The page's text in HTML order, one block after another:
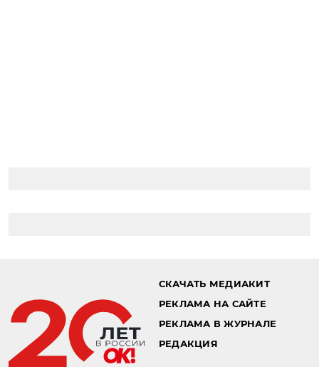
СКАЧАТЬ МЕДИАКИТ
РЕКЛАМА НА САЙТЕ
РЕКЛАМА В ЖУРНАЛЕ
РЕДАКЦИЯ